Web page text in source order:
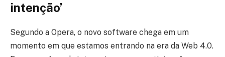
intenção’
Segundo a Opera, o novo software chega em um
momento em que estamos entrando na era da Web 4.0.